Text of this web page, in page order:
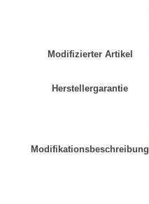
Modifizierter Artikel
Herstellergarantie
Modifikationsbeschreibung